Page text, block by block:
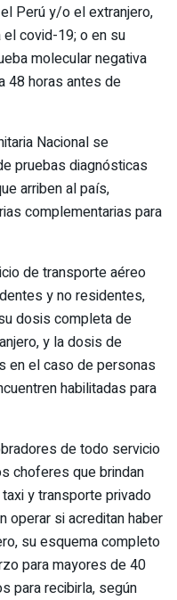
Perú y/o el extranjero,
covid-19; o en su
molecular negativa
48 horas antes de
Nacional se
pruebas diagnósticas
arriben al país,
complementarias para
de transporte aéreo
y no residentes,
dosis completa de
y la dosis de
en el caso de personas
habilitadas para
de todo servicio
choferes que brindan
y transporte privado
operar si acreditan haber
su esquema completo
para mayores de 40
para recibirla, según